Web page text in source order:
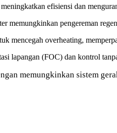
efisiensi dan
memungkinkan pengereman
mencegah overheating,
lapangan (FOC) dan kontrol
memungkinkan sistem